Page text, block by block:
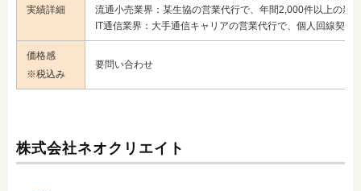
実績詳細
流通小売業界：某生協の営業代行で、年間2,000件以上の新
IT通信業界：大手通信キャリアの営業代行で、個人回線契約
価格感
※税込み
要問い合わせ
株式会社ネオクリエイト